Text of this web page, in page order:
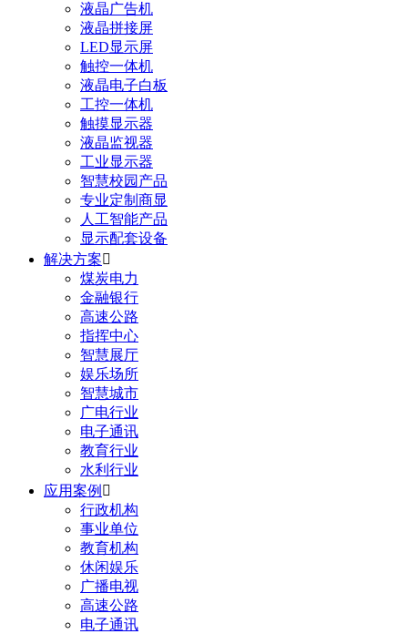
液晶广告机
液晶拼接屏
LED显示屏
触控一体机
液晶电子白板
工控一体机
触摸显示器
液晶监视器
工业显示器
智慧校园产品
专业定制商显
人工智能产品
显示配套设备
解决方案
煤炭电力
金融银行
高速公路
指挥中心
智慧展厅
娱乐场所
智慧城市
广电行业
电子通讯
教育行业
水利行业
应用案例 
行政机构
事业单位
教育机构
休闲娱乐
广播电视
高速公路
电子通讯